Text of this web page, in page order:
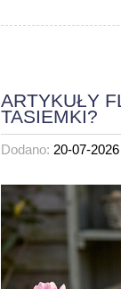
ARTYKUŁY
TASIEMKI?
Dodano: 20-07-2026